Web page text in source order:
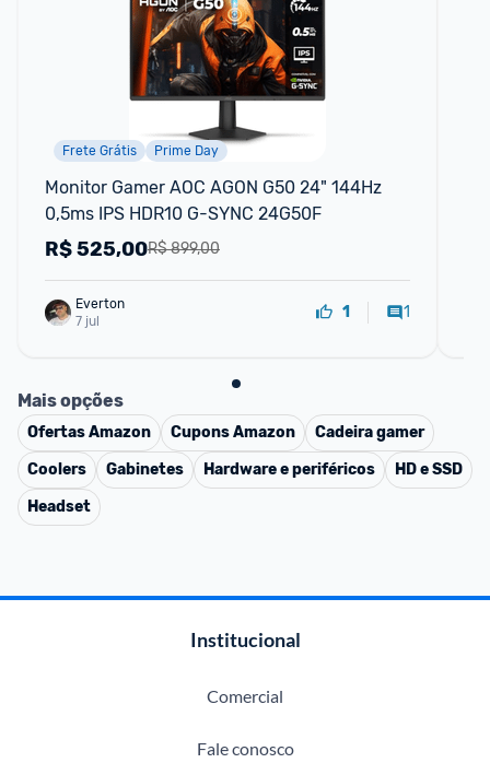
Frete Grátis Prime Day
Monitor Gamer AOC AGON G50 24" 144Hz
0,5ms IPS HDR10 G-SYNC 24G50F
R$ 899,00
R$525,00
Everton
7 jul
1 1
Mais opções
OfertasAmazon CuponsAmazon
Cadeira gamer
Coolers
Gabinetes Hardware e periféricos
HD e SSD
Headset
Institucional
Comercial
Fale conosco